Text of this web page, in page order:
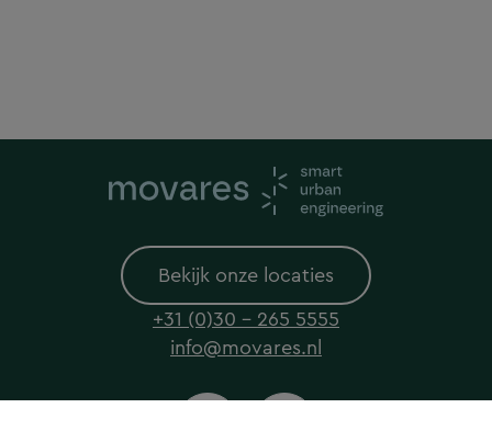
Bekijk onze locaties
+31 (0)30 - 265 5555
info@movares.nl